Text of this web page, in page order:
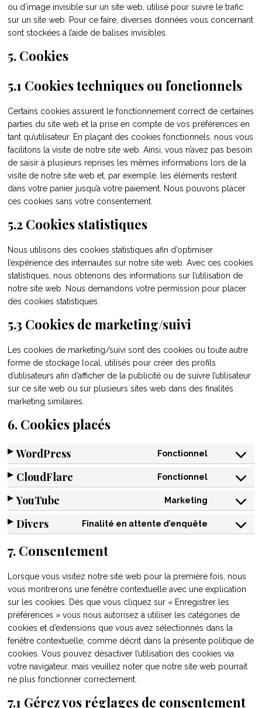
ou d’image invisible sur un site web, utilisé pour suivre le trafic
sur un site web. Pour ce faire, diverses données vous concernant
sont stockées à l’aide de balises invisibles.
5. Cookies
5.1 Cookies techniques ou fonctionnels
Certains cookies assurent le fonctionnement correct de certaines
parties du site web et la prise en compte de vos préférences en
tant qu’utilisateur. En plaçant des cookies fonctionnels, nous vous
facilitons la visite de notre site web. Ainsi, vous n’avez pas besoin
de saisir à plusieurs reprises les mêmes informations lors de la
visite de notre site web et, par exemple, les éléments restent
dans votre panier jusqu’à votre paiement. Nous pouvons placer
ces cookies sans votre consentement.
5.2 Cookies statistiques
Nous utilisons des cookies statistiques afin d’optimiser
l’expérience des internautes sur notre site web. Avec ces cookies
statistiques, nous obtenons des informations sur l’utilisation de
notre site web. Nous demandons votre permission pour placer
des cookies statistiques.
5.3 Cookies de marketing/suivi
Les cookies de marketing/suivi sont des cookies ou toute autre
forme de stockage local, utilisés pour créer des profils
d’utilisateurs afin d’afficher de la publicité ou de suivre l’utilisateur
sur ce site web ou sur plusieurs sites web dans des finalités
marketing similaires.
6. Cookies placés
WordPress Fonctionnel
Consent
service
CloudFlare Fonctionnel
Consent
service
YouTube Marketing
Consent
Divers Finalité en attente d’enquête
Consent
divers
7. Consentement
Lorsque vous visitez notre site web pour la première fois, nous
vous montrerons une fenêtre contextuelle avec une explication
sur les cookies. Dès que vous cliquez sur « Enregistrer les
préférences » vous nous autorisez à utiliser les catégories de
cookies et d’extensions que vous avez sélectionnés dans la
fenêtre contextuelle, comme décrit dans la présente politique de
cookies. Vous pouvez désactiver l’utilisation des cookies via
votre navigateur, mais veuillez noter que notre site web pourrait
ne plus fonctionner correctement.
7.1 Gérez vos réglages de consentement